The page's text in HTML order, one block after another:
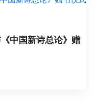
中国新诗总论》赠